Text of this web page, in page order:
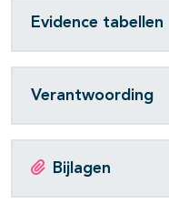
Evidence tabellen
Verantwoording
Bijlagen